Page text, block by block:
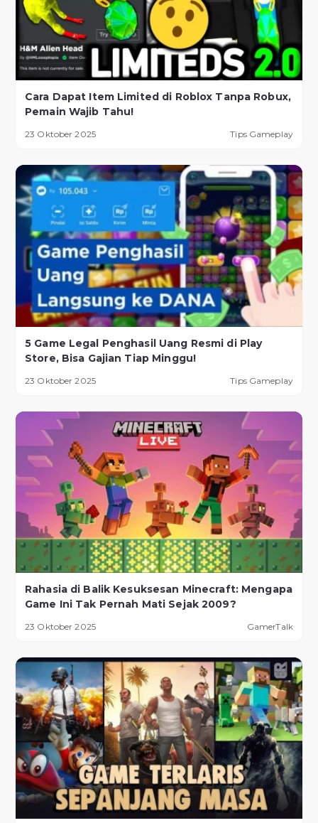
Cara Dapat Item Limited di Roblox Tanpa Robux,
Pemain Wajib Tahu!
23 Oktober 2025 Tips Gameplay
5 Game Legal Penghasil Uang Resmi di Play
Store, Bisa Gajian Tiap Minggu!
23 Oktober 2025 Tips Gameplay
Rahasia di Balik Kesuksesan Minecraft: Mengapa
Game Ini Tak Pernah Mati Sejak 2009?
23 Oktober 2025 GamerTalk